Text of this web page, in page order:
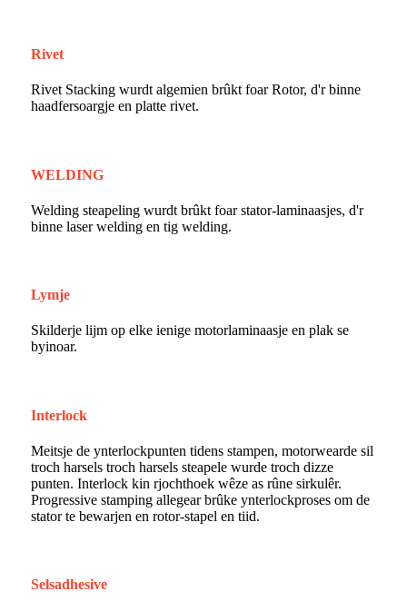
Rivet
Rivet Stacking wurdt algemien brûkt foar Rotor, d'r binne
haadfersoargje en platte rivet.
WELDING
Welding steapeling wurdt brûkt foar stator-laminaasjes, d'r
binne laser welding en tig welding.
Lymje
Skilderje lijm op elke ienige motorlaminaasje en plak se
byinoar.
Interlock
Meitsje de ynterlockpunten tidens stampen, motorwearde sil
troch harsels troch harsels steapele wurde troch dizze
punten. Interlock kin rjochthoek wêze as rûne sirkulêr.
Progressive stamping allegear brûke ynterlockproses om de
stator te bewarjen en rotor-stapel en tiid.
Selsadhesive